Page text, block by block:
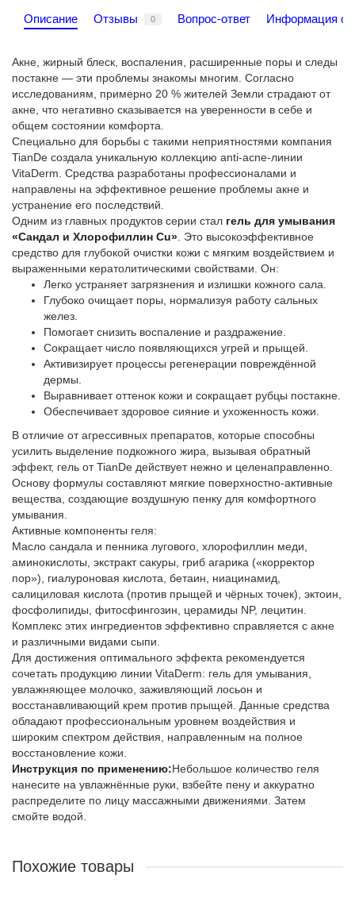
Описание Отзывы 0 Вопрос-ответ Информация о
Акне, жирный блеск, воспаления, расширенные поры и следы
постакне — эти проблемы знакомы многим. Согласно
исследованиям, примерно 20 % жителей Земли страдают от
акне, что негативно сказывается на уверенности в себе и
общем состоянии комфорта.
Специально для борьбы с такими неприятностями компания
TianDe создала уникальную коллекцию anti-acne-линии
VitaDerm. Средства разработаны профессионалами и
направлены на эффективное решение проблемы акне и
устранение его последствий.
Одним из главных продуктов серии стал гель для умывания
«Сандал и Хлорофиллин Cu». Это высокоэффективное
средство для глубокой очистки кожи с мягким воздействием и
выраженными кератолитическими свойствами. Он:
Легко устраняет загрязнения и излишки кожного сала.
Глубоко очищает поры, нормализуя работу сальных
желез.
Помогает снизить воспаление и раздражение.
Сокращает число появляющихся угрей и прыщей.
Активизирует процессы регенерации повреждённой
дермы.
Выравнивает оттенок кожи и сокращает рубцы постакне.
Обеспечивает здоровое сияние и ухоженность кожи.
В отличие от агрессивных препаратов, которые способны
усилить выделение подкожного жира, вызывая обратный
эффект, гель от TianDe действует нежно и целенаправленно.
Основу формулы составляют мягкие поверхностно-активные
вещества, создающие воздушную пенку для комфортного
умывания.
Активные компоненты геля:
Масло сандала и пенника лугового, хлорофиллин меди,
аминокислоты, экстракт сакуры, гриб агарика («корректор
пор»), гиалуроновая кислота, бетаин, ниацинамид,
салициловая кислота (против прыщей и чёрных точек), эктоин,
фосфолипиды, фитосфингозин, церамиды NP, лецитин.
Комплекс этих ингредиентов эффективно справляется с акне
и различными видами сыпи.
Для достижения оптимального эффекта рекомендуется
сочетать продукцию линии VitaDerm: гель для умывания,
увлажняющее молочко, заживляющий лосьон и
восстанавливающий крем против прыщей. Данные средства
обладают профессиональным уровнем воздействия и
широким спектром действия, направленным на полное
восстановление кожи.
Инструкция по применению:Небольшое количество геля
нанесите на увлажнённые руки, взбейте пену и аккуратно
распределите по лицу массажными движениями. Затем
смойте водой.
Похожие товары